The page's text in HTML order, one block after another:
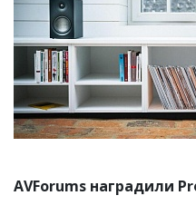
AVForums наградили